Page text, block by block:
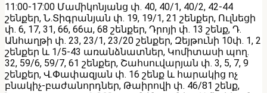
11:00-17:00 Մամիկոնյանց փ. 40, 40/1, 40/2, 42-44
շենքեր, Ն․Տիգրանյան փ. 19, 19/1, 21 շենքեր, Ուլնեցի
փ. 6, 17, 31, 66, 66ա, 68 շենքեր, Դրոյի փ. 13 շենք, Դ․
Անհաղթի փ. 23, 23/1, 23/20 շենքեր, Զեյթունի 10փ. 1, 2
շենքեր և 1/5-43 առանձնատներ, Կոմիտասի պող.
32, 59/6, 59/7, 61 շենքեր, Շահսուվարյան փ. 3, 5, 7, 9
շենքեր, Վ․Փափազյան փ. 16 շենք և հարակից ոչ
բնակիչ-բաժանորդներ, Թաիրովի փ. 46/81 շենք,